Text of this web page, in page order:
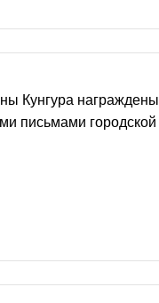
Кунгура награждены
письмами городской